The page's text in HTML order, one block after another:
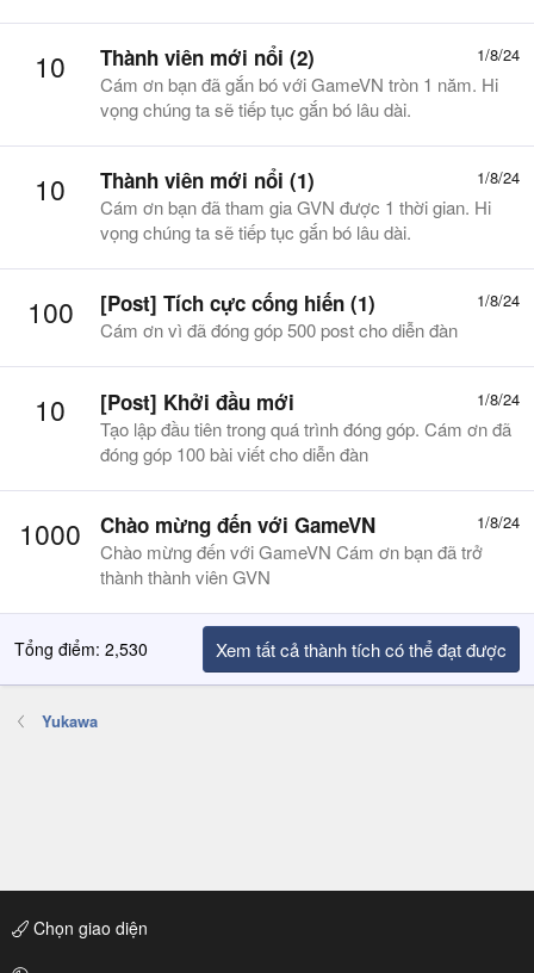
10 1/8/24
Thành viên mới nổi (2)
Cám ơn bạn đã gắn bó với GameVN tròn 1 năm. Hi
vọng chúng ta sẽ tiếp tục gắn bó lâu dài.
10 1/8/24
Thành viên mới nổi (1)
Cám ơn bạn đã tham gia GVN được 1 thời gian. Hi
vọng chúng ta sẽ tiếp tục gắn bó lâu dài.
100 1/8/24
[Post] Tích cực cống hiến (1)
Cám ơn vì đã đóng góp 500 post cho diễn đàn
10 1/8/24
[Post] Khởi đầu mới
Tạo lập đầu tiên trong quá trình đóng góp. Cám ơn đã
đóng góp 100 bài viết cho diễn đàn
1000 1/8/24
Chào mừng đến với GameVN
Chào mừng đến với GameVN Cám ơn bạn đã trở
thành thành viên GVN
Tổng điểm: 2,530 Xem tất cả thành tích có thể đạt được
Yukawa
Chọn giao diện